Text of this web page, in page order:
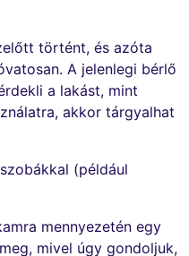
történt, és azóta
A jelenlegi bérlő
a lakást, mint
akkor tárgyalhat
(például
mennyezetén egy
mivel úgy gondoljuk,